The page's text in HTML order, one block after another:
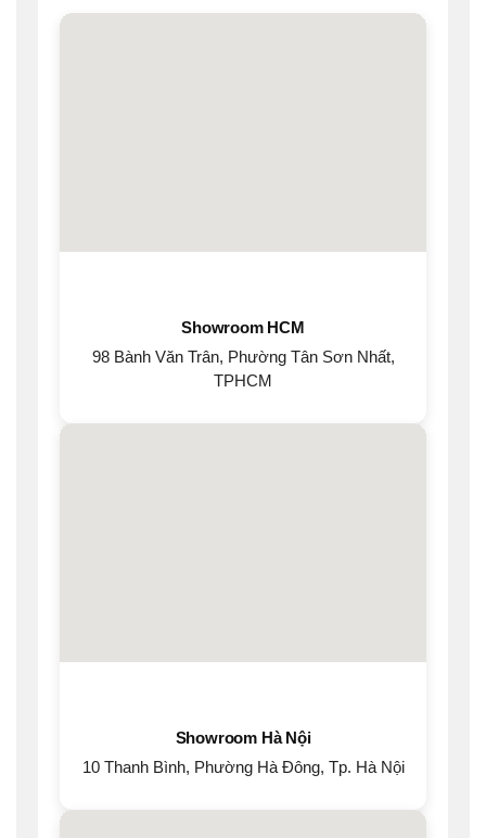
Showroom HCM
98 Bành Văn Trân, Phường Tân Sơn Nhất,
TPHCM
Showroom Hà Nội
10 Thanh Bình, Phường Hà Đông, Tp. Hà Nội